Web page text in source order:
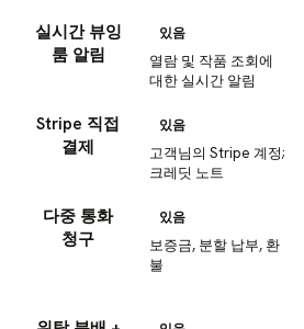
실시간 뷰잉
룸 알림
있음
열람 및 작품 조회에
대한 실시간 알림
Stripe 직접
결제
있음
고객님의 Stripe 계정;
크레딧 노트
다중 통화
청구
있음
보증금, 분할 납부, 환
불